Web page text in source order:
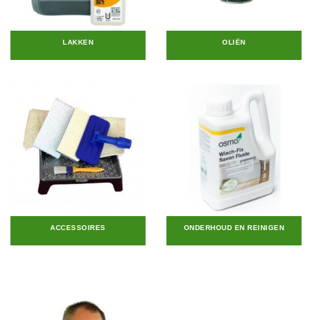
LAKKEN OLIËN
ACCESSOIRES ONDERHOUD EN REINIGEN